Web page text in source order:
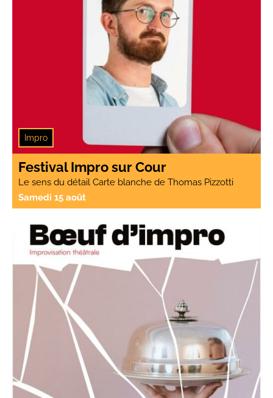
Impro
Festival Impro sur Cour
Le sens du détail Carte blanche de Thomas Pizzotti
Samedi 15 août